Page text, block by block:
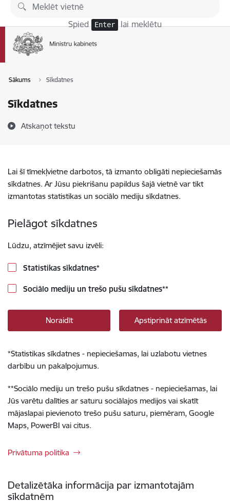
Pāriet uz lapas saturu
Spied Enter lai meklētu
Sākums Sīkdatnes
Sīkdatnes
Atskaņot tekstu
Lai šī tīmekļvietne darbotos, tā izmanto obligāti nepieciešamās
sīkdatnes. Ar Jūsu piekrišanu papildus šajā vietnē var tikt
izmantotas statistikas un sociālo mediju sīkdatnes.
Pielāgot sīkdatnes
Lūdzu, atzīmējiet savu izvēli:
Statistikas sīkdatnes*
Sociālo mediju un trešo pušu sīkdatnes**
Noraidīt Apstiprināt atzīmētās
*Statistikas sīkdatnes - nepieciešamas, lai uzlabotu vietnes
darbību un pakalpojumus.
**Sociālo mediju un trešo pušu sīkdatnes - nepieciešamas, lai
Jūs varētu dalīties ar saturu sociālajos medijos vai skatīt
mājaslapai pievienoto trešo pušu saturu, piemēram, Google
Maps, PowerBI vai citus.
Privātuma politika
Detalizētāka informācija par izmantotajām
sīkdatnēm